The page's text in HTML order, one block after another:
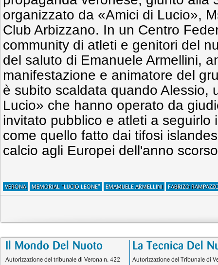
organizzato da «Amici di Lucio»,
Club Arbizzano. In un Centro
community di atleti e genitori del
del saluto di Emanuele Armellini,
manifestazione e animatore del
è subito scaldata quando Alessio,
Lucio» che hanno operato da
invitato pubblico e atleti a seguirlo
come quello fatto dai tifosi
calcio agli Europei dell'anno
VERONA MEMORIAL "LUCIO LEONE" EMAMUELE ARMELLINI FABRIZO
Il Mondo Del Nuoto
Autorizzazione del tribunale di Verona n. 422
La Tecnica Del
Autorizzazione del Tribunale di